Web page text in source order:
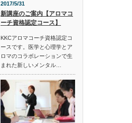
2017/5/31
新講座のご案内【アロマコ
ーチ資格認定コース】
KKCアロマコーチ資格認定コ
ースです。医学と心理学とア
ロマのコラボレーションで生
まれた新しいメンタル…